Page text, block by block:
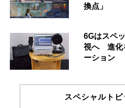
換点」
6Gはスペ
視へ 進化
ーション
スペシャルト